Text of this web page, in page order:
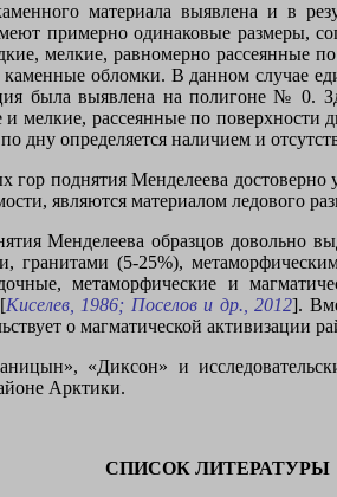
материала выявлена и в
примерно одинаковые размеры,
мелкие, равномерно рассеянные
обломки. В данном случае
была выявлена на полигоне № 0.
рассеянные по поверхности
дну определяется наличием и
поднятия Менделеева
являются материалом ледового
Менделеева образцов довольно
гранитами (5-25%),
метаморфические и
Киселев, 1986; Поселов и др., 2012].
о магматической активизации
«Диксон» и
Арктики.
СПИСОК ЛИТЕРАТУРЫ